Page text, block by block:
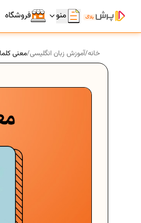
فروشگاه منو
خانه/آموزش زبان انگلیسی/معنی